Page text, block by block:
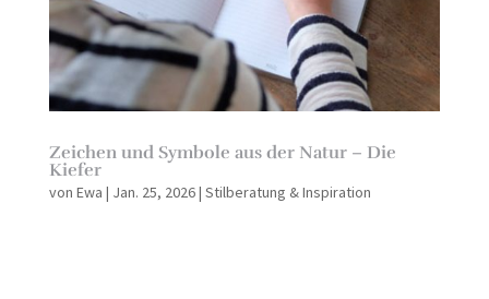
Zeichen und Symbole aus der Natur – Die
Kiefer
von Ewa | Jan. 25, 2026| Stilberatung & Inspiration